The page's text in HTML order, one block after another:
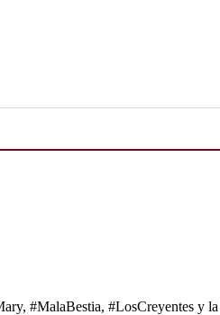
#MalaBestia, #LosCreyentes y la